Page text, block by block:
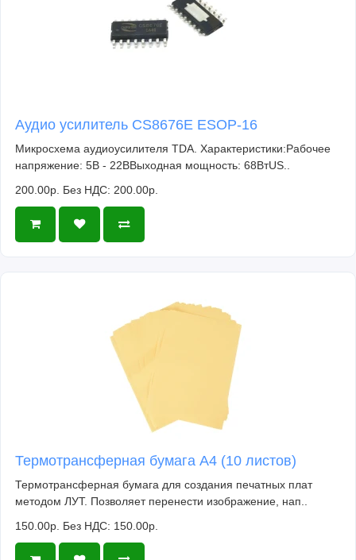
Аудио усилитель CS8676E ESOP-16
Микросхема аудиоусилителя TDA. Характеристики:Рабочее
напряжение: 5В - 22ВВыходная мощность: 68ВтUS..
200.00р. Без НДС: 200.00р.
Термотрансферная бумага А4 (10 листов)
Термотрансферная бумага для создания печатных плат
методом ЛУТ. Позволяет перенести изображение, нап..
150.00р. Без НДС: 150.00р.